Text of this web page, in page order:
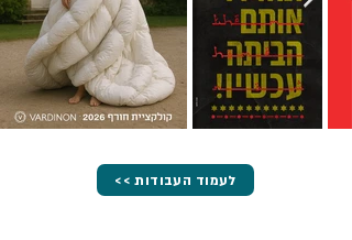
<< לעמוד העבודות